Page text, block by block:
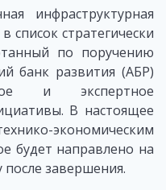
инфраструктурная
стратегически
по поручению
банк развития (АБР)
и экспертное
В настоящее
экономическим
будет направлено на
после завершения.